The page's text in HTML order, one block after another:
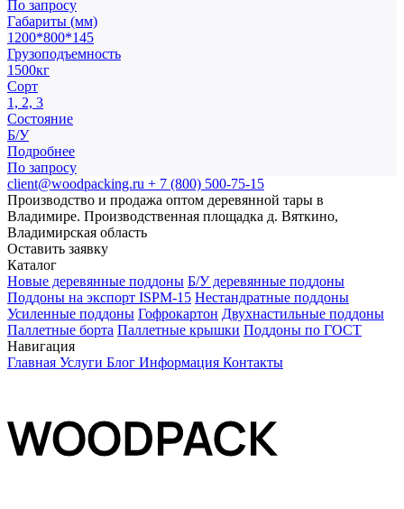
По запросу
Габариты (мм)
1200*800*145
Грузоподъемность
1500кг
Сорт
1, 2, 3
Состояние
Б/У
Подробнее
По запросу
client@woodpacking.ru + 7 (800) 500-75-15
Производство и продажа оптом деревянной тары в
Владимире. Производственная площадка д. Вяткино,
Владимирская область
Оставить заявку
Каталог
Новые деревянные поддоны Б/У деревянные поддоны
Поддоны на экспорт ISPM-15 Нестандратные поддоны
Усиленные поддоны Гофрокартон Двухнастильные поддоны
Паллетные борта Паллетные крышки Поддоны по ГОСТ
Навигация
Главная Услуги Блог Информация Контакты